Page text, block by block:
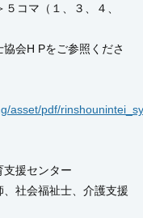
マ（１、３、４、
H Pをご参照くださ
asset/pdf/
援センター
会福祉士、介護支援